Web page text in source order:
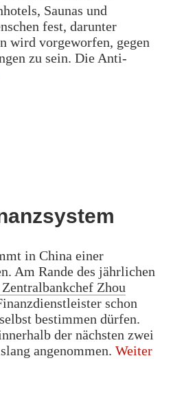
Saunas und
fest, darunter
wird vorgeworfen, gegen
zu sein. Die Anti-
in China einer
Am Rande des jährlichen
Zhou
schon
bestimmen dürfen.
der nächsten zwei
angenommen. Weiter„China